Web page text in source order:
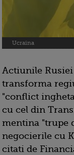
Ucraina
Actiunile
transforma
"conflict
cu cel din
mentina "trupe
negocierile cu
citati de